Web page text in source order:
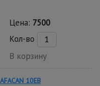
Цена: 7500
Кол-во
В корзину
10EB